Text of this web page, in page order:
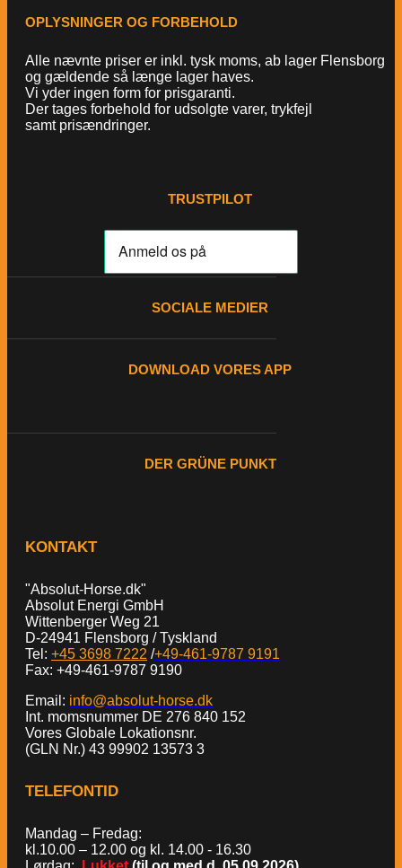
OPLYSNINGER OG FORBEHOLD
Alle nævnte priser er inkl. tysk moms, ab lager Flensborg
og gældende så længe lager haves.
Vi yder ingen form for prisgaranti.
Der tages forbehold for udsolgte varer, trykfejl
samt prisændringer.
TRUSTPILOT
SOCIALE MEDIER
DOWNLOAD VORES APP
DER GRÜNE PUNKT
KONTAKT
"Absolut-Horse.dk"
Absolut Energi GmbH
Wittenberger Weg 21
D-24941 Flensborg / Tyskland
Tel: +45 3698 7222 /+49-461-9787 9191
Fax: +49-461-9787 9190
Email: info@absolut-horse.dk
Int. momsnummer DE 276 840 152
Vores Globale Lokationsnr.
(GLN Nr.) 43 99902 13573 3
TELEFONTID
Mandag – Fredag:
kl.10.00 – 12.00 og kl. 14.00 - 16.30